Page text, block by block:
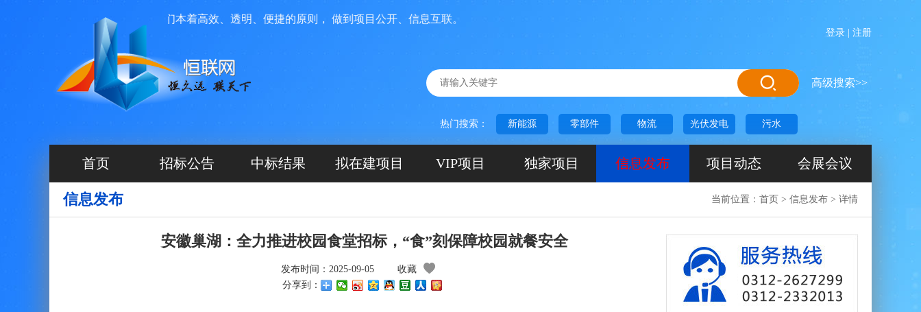
限公司投资运营管理，我们本着高效、透明、便捷的原则， 做到项目公开、信息互联。
登录 注册
高级搜索>>
热门搜索： 新能源 零部件 物流 光伏发电 污水
首页 招标公告 中标结果 拟在建项目 VIP项目 独家项目 信息发布 项目动态 会展会议
信息发布 当前位置： 首页 > 信息发布 > 详情
安徽巢湖：全力推进校园食堂招标，“食”刻保障校园就餐安全
发布时间：2025-09-05
收藏
分享到：